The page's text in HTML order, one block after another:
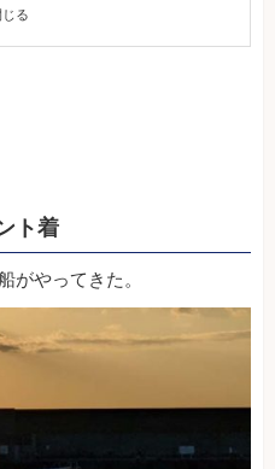
る
ト着
がやってきた。